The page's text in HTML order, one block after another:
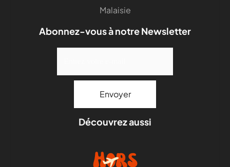
Malaisie
Abonnez-vous à notre Newsletter
Découvrez aussi